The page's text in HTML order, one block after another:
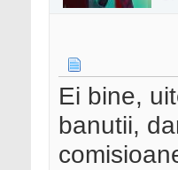
Ei bine,
banutii,